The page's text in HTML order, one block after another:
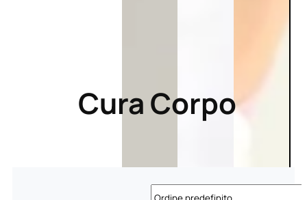
Cura Corpo